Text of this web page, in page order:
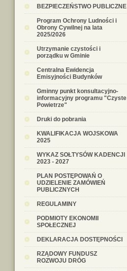
BEZPIECZEŃSTWO PUBLICZNE
Program Ochrony Ludności i
Obrony Cywilnej na lata
2025/2026
Utrzymanie czystości i
porządku w Gminie
Centralna Ewidencja
Emisyjności Budynków
Gminny punkt konsultacyjno-
informacyjny programu "Czyste
Powietrze"
Druki do pobrania
KWALIFIKACJA WOJSKOWA
2025
WYKAZ SOŁTYSÓW KADENCJI
2023 - 2027
PLAN POSTĘPOWAŃ O
UDZIELENIE ZAMÓWIEŃ
PUBLICZNYCH
REGULAMINY
PODMIOTY EKONOMII
SPOŁECZNEJ
DEKLARACJA DOSTĘPNOŚCI
RZĄDOWY FUNDUSZ
ROZWOJU DRÓG